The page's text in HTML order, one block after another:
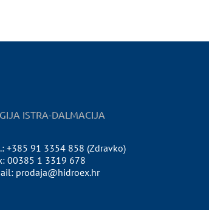
ISTRA-DALMACIJA
+385 91 3354 858 (Zdravko)
00385 1 3319 678
prodaja@hidroex.hr